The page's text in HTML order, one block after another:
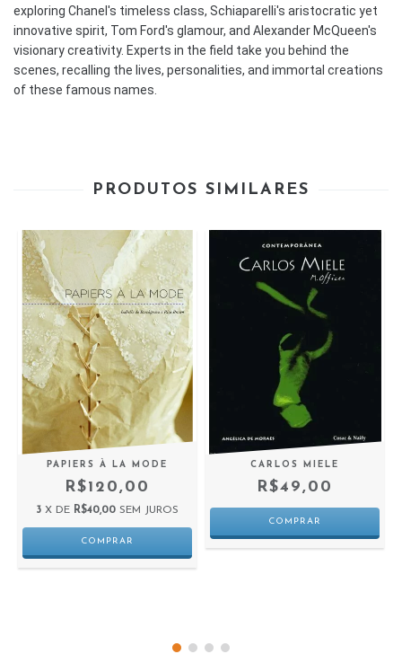
exploring Chanel's timeless class, Schiaparelli's aristocratic yet
innovative spirit, Tom Ford's glamour, and Alexander McQueen's
visionary creativity. Experts in the field take you behind the
scenes, recalling the lives, personalities, and immortal creations
of these famous names.
PRODUTOS SIMILARES
PAPIERS À LA MODE
R$120,00
3 X DE R$40,00 SEM JUROS
CARLOS MIELE
R$49,00